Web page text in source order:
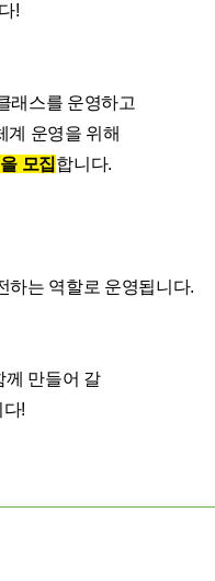
!
래스를 운영하고
계 운영을 위해
을 모집합니다.
하는 역할로 운영됩니다.
께 만들어 갈
다!